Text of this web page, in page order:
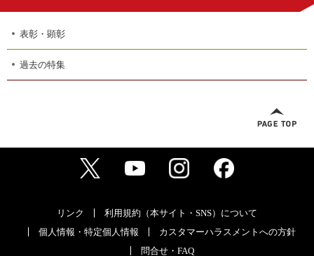
表彰・顕彰
過去の特集
リンク
利用規約（本サイト・SNS）について
個人情報・特定個人情報
カスタマーハラスメントへの方針
問合せ・FAQ